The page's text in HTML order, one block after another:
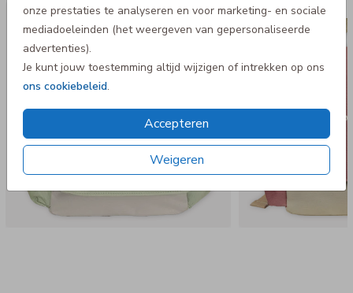
onze prestaties te analyseren en voor marketing- en sociale
mediadoeleinden (het weergeven van gepersonaliseerde
advertenties).
Je kunt jouw toestemming altijd wijzigen of intrekken op ons
ons cookiebeleid.
Accepteren
Weigeren
- Niet geschikt voor in de wasmachine
Rugtas Adventure Rugtas